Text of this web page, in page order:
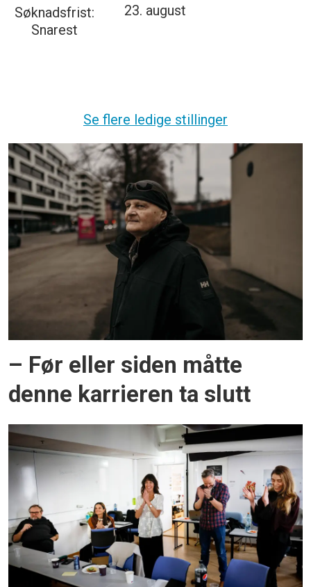
Se flere ledige stillinger
– Før eller siden måtte
denne karrieren ta slutt